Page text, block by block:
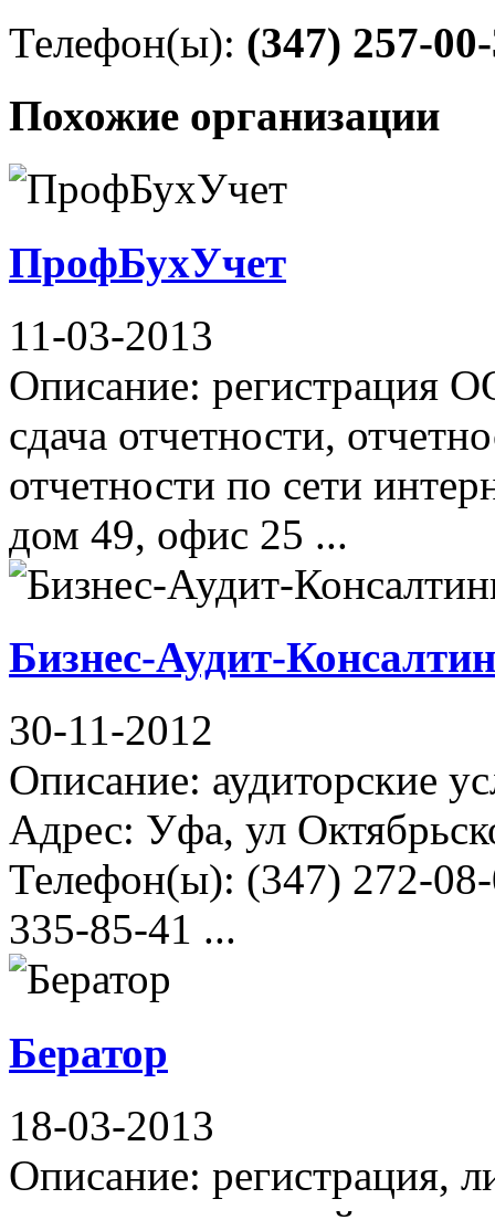
Телефон(ы): (347) 257-
Похожие организации
ПрофБухУчет
11-03-2013
Описание: регистрация
сдача отчетности,
отчетности по сети
дом 49, офис 25 ...
Бизнес-Аудит-
30-11-2012
Описание: аудиторские
Адрес: Уфа, ул
Телефон(ы): (347) 272-
335-85-41 ...
Бератор
18-03-2013
Описание: